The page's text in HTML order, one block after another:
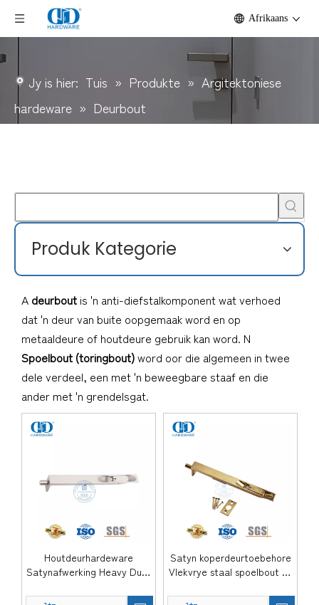
Afrikaans
Jy is hier: Tuis » Produkte » Argitektoniese
hardeware » Deurbout
Produk Kategorie
A deurbout is 'n anti-diefstalkomponent wat verhoed
dat 'n deur van buite oopgemaak word en op
metaaldeure of houtdeure gebruik kan word. N
Spoelbout (toringbout)word oor die algemeen in twee
dele verdeel, een met 'n beweegbare staaf en die
ander met 'n grendelsgat.
Houtdeurhardeware
Satynafwerking Heavy Duty
Satyn koperdeurtoebehore
Vlekvrye staal spoelbout vir